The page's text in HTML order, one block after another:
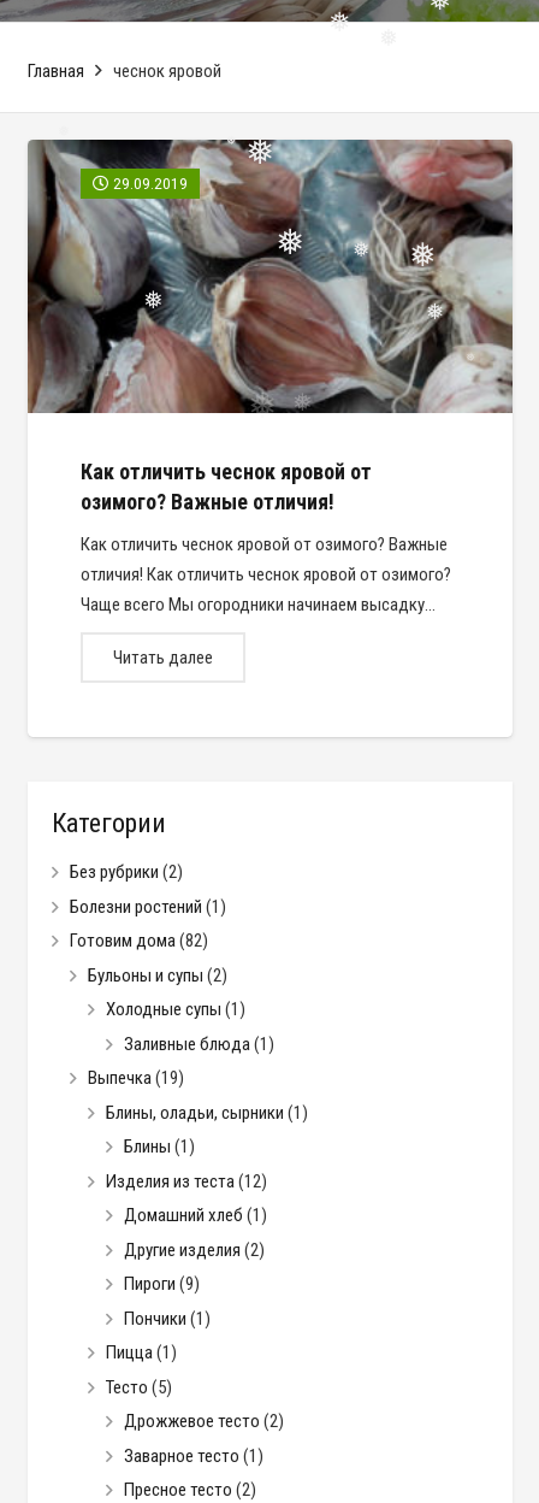
❅
❅
❅
❅
❅
❅
❅
❅
Главная чеснок яровой
29.09.2019
Как отличить чеснок яровой от
озимого? Важные отличия!
Как отличить чеснок яровой от озимого? Важные
отличия! Как отличить чеснок яровой от озимого?
Чаще всего Мы огородники начинаем высадку…
Читать далее
Категории
Без рубрики (2)
Болезни ростений (1)
Готовим дома(82)
Бульоны и супы (2)
Холодные супы (1)
Заливные блюда(1)
Выпечка(19)
Блины, оладьи, сырники (1)
Блины (1)
Изделия из теста(12)
Домашний хлеб (1)
Другие изделия (2)
Пироги (9)
Пончики (1)
Пицца(1)
Тесто (5)
Дрожжевое тесто (2)
Заварное тесто (1)
Пресное тесто (2)